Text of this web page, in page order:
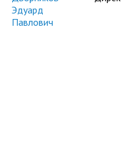
Эдуард
Павлович